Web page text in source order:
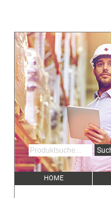
HOME